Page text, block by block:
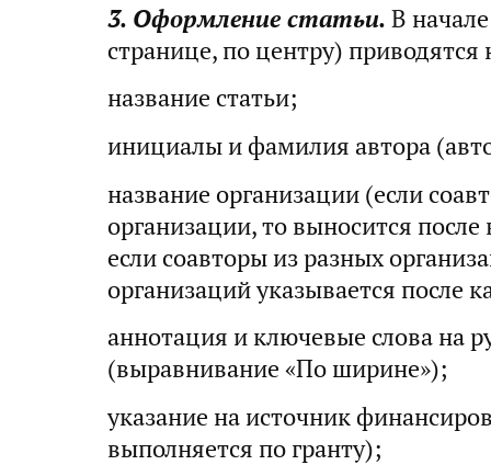
3. Оформление статьи. В
странице, по центру) приводятся
название статьи;
инициалы и фамилия автора
название организации (если
организации, то выносится
если соавторы из разных
организаций указывается после
аннотация и ключевые слова на
(выравнивание «По ширине»);
указание на источник
выполняется по гранту);